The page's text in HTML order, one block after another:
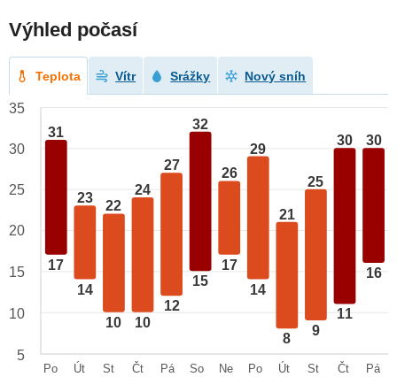
Výhled počasí
Teplota Vítr Srážky Nový sníh
31
17
23
14
22
10
24
10
27
12
32
15
26
17
29
14
21
8
25
9
30
11
30
16
35
30
25
20
15
10
5
Po
Út
St
Čt
Pá
So
Ne
Po
Út
St
Čt
Pá